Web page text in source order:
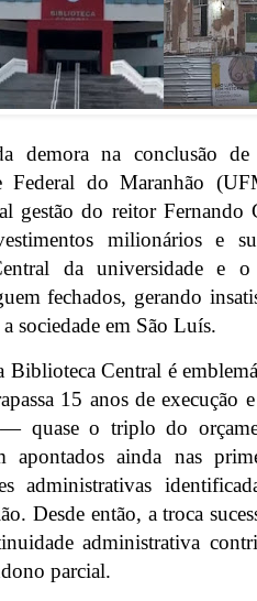
demora na conclusão de
Federal do Maranhão
gestão do reitor Fernando
milionários e
da universidade e
fechados, gerando
sociedade em São Luís.
Biblioteca Central é
15 anos de execução
quase o triplo do
apontados ainda nas
administrativas
Desde então, a troca
administrativa
parcial.